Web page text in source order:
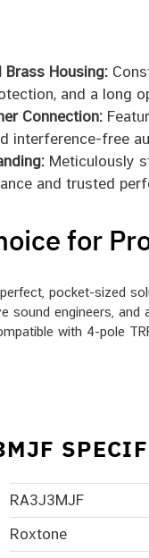
Brass Housing:
and a long
Connection:
interference-free
Meticulously
and trusted
for
pocket-sized
sound engineers,
with 4-pole
RA3J3MJF
Roxtone